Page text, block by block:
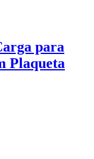
para
Plaqueta